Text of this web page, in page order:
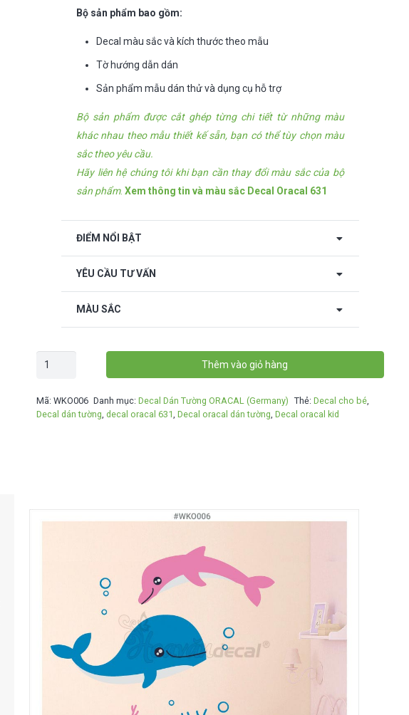
Bộ sản phẩm bao gồm:
Decal màu sắc và kích thước theo mẫu
Tờ hướng dẫn dán
Sản phẩm mẫu dán thử và dụng cụ hỗ trợ
Bộ sản phẩm được cắt ghép từng chi tiết từ những màu
khác nhau theo mẫu thiết kế sẵn, bạn có thể tùy chọn màu
sắc theo yêu cầu.
Hãy liên hệ chúng tôi khi bạn cần thay đổi màu sắc của bộ
sản phẩm. Xem thông tin và màu sắc Decal Oracal 631
ĐIỂM NỔI BẬT
YÊU CẦU TƯ VẤN
MÀU SẮC
Decal
tường
Dolphin
Thêm vào giỏ hàng
Mã:WKO006 Danh mục:Decal Dán Tường ORACAL (Germany) Thẻ: Decal cho bé,
Decal dán tường ,decal oracal 631 ,Decal oracal dán tường ,Decal oracal kid